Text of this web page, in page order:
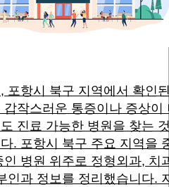
포항시 북구 지역에서 확인
갑작스러운 통증이나 증상이
진료 가능한 병원을 찾는
. 포항시 북구 주요 지역을
인 병원 위주로 정형외과, 치
인과 정보를 정리했습니다.